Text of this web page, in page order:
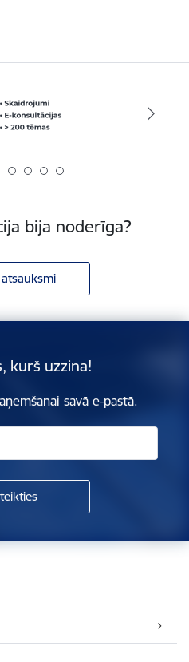
bija noderīga?
kurš uzzina!
savā e-pastā.